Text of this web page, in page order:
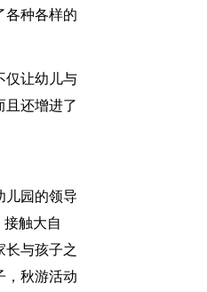
各种各样的
仅让幼儿与
且还增进了
儿园的领导
触大自
长与孩子之
，秋游活动